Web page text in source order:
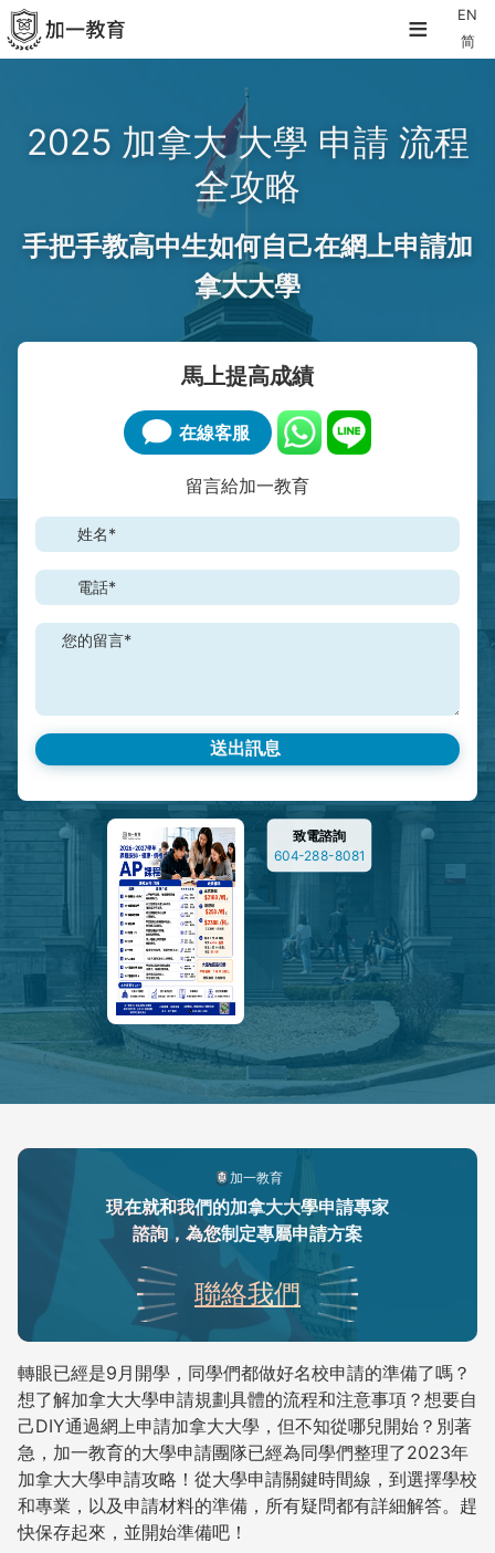
≡
EN
简
2025 加拿大 大學 申請 流程
全攻略
手把手教高中生如何自己在網上申請加
拿大大學
馬上提高成績
在線客服
留言給加一教育
姓名*
電話*
您的留言*
致電諮詢
604-288-8081
加一教育
現在就和我們的加拿大大學申請專家
諮詢，為您制定專屬申請方案
聯絡我們
轉眼已經是9月開學，同學們都做好名校申請的準備了嗎？
想了解加拿大大學申請規劃具體的流程和注意事項？想要自
己DIY通過網上申請加拿大大學，但不知從哪兒開始？別著
急，加一教育的大學申請團隊已經為同學們整理了2023年
加拿大大學申請攻略！從大學申請關鍵時間線，到選擇學校
和專業，以及申請材料的準備，所有疑問都有詳細解答。趕
快保存起來，並開始準備吧！